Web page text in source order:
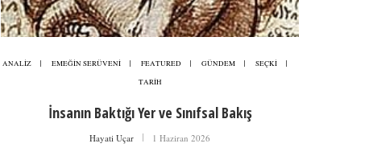
ANALİZ EMEĞİN SERÜVENİ FEATURED GÜNDEM
SEÇKİ
TARİH
İnsanın Baktığı Yer ve Sınıfsal Bakış
Hayati Uçar 1 Haziran 2026